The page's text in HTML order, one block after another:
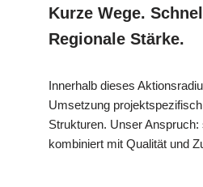
Kurze Wege.
Regionale Stärke.
Innerhalb dieses
Umsetzung
Strukturen. Unser
kombiniert mit Qualität und